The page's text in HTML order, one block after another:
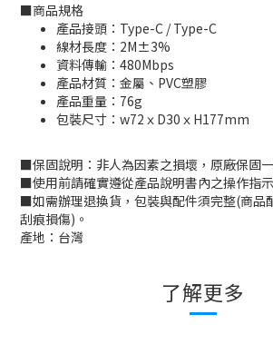
■商品規格
產品接頭：Type-C / Type-C
線材長度：2M±3%
資料傳輸：480Mbps
產品材質：金屬、PVC塑膠
產品重量：76g
包裝尺寸：w72ｘD30ｘH177mm
■保固說明：非人為因素之損壞，原廠保固
■使用前請確實遵從產品說明書內之操作指
■如需辦理退換貨，包裝與配件須完整(商品
刮痕損傷) 。
產地：台灣
了解更多